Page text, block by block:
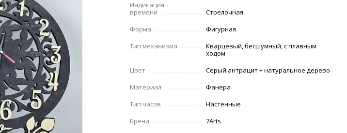
Индикация
времени
Стрелочная
Форма
Фигурная
Тип механизма
Кварцевый, бесшумный, с плавным
ходом
Цвет
Серый антрацит + натуральное дерево
Материал
Фанера
Тип часов
Настенные
Бренд
7Arts